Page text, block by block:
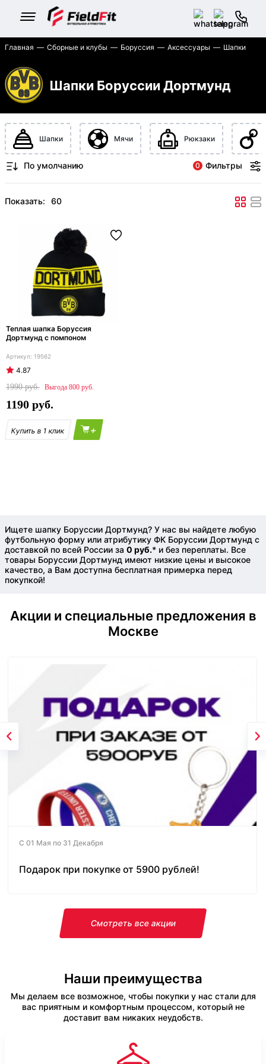
Главная Сборные и клубы Боруссия Аксессуары Шапки
Шапки Боруссии Дортмунд
Шапки Мячи Рюкзаки
0 Фильтры
Показать:
Теплая шапка Боруссия
Дортмунд с помпоном
19562
4.87
1990
800
1190
+
Ищете шапку Боруссии Дортмунд? У нас вы найдете любую
футбольную форму или атрибутику ФК Боруссии Дортмунд с
доставкой по всей России за 0 руб.* и без переплаты. Все
товары Боруссии Дортмунд имеют низкие цены и высокое
качество, а Вам доступна бесплатная примерка перед
покупкой!
Акции и специальные предложения в
Москве
С 01 Мая по 31 Декабря
Подарок при покупке от 5900 рублей!
Смотреть все акции
Наши преимущества
Мы делаем все возможное, чтобы покупки у нас стали для
вас приятным и комфортным процессом, который не
доставит вам никаких неудобств.